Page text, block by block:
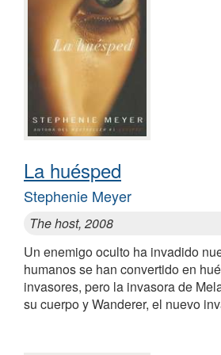
La huésped
Stephenie Meyer
The host, 2008
Un enemigo oculto ha invadido
humanos se han convertido en
invasores, pero la invasora de
su cuerpo y Wanderer, el nuevo